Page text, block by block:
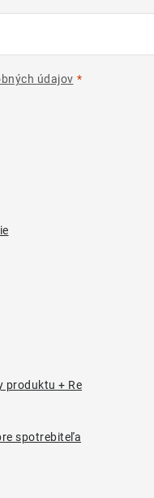
údajov
produktu + Re
spotrebiteľa